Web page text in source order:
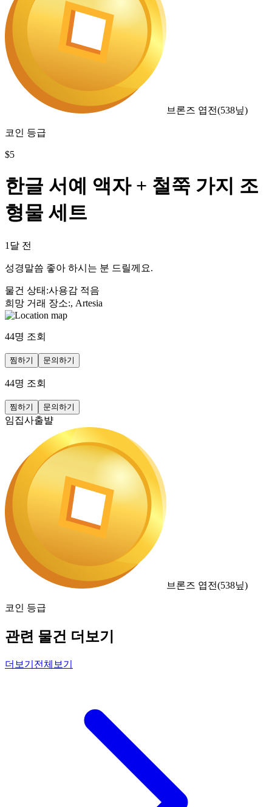
브론즈 엽전(538닢)
코인 등급
$5
한글 서예 액자 + 철쭉 가지 조
형물 세트
1달 전
성경말씀 좋아 하시는 분 드릴께요.
물건 상태 :사용감 적음
희망 거래 장소:, Artesia
44명 조회
찜하기 문의하기
44명 조회
찜하기 문의하기
임집사출뱔
브론즈 엽전(538닢)
코인 등급
관련 물건 더보기
더보기 전체보기